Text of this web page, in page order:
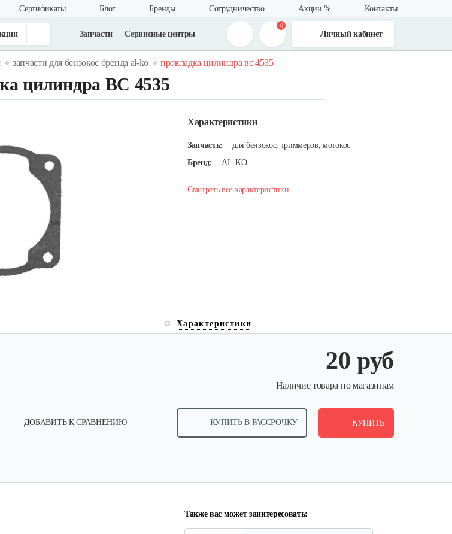
Cертификаты Блог Бренды Сотрудничество Акции % Контакты
Запчасти Сервисные центры
0
Личный кабинет
запчасти для бензокос бренда al-ko прокладка цилиндра вс 4535
цилиндра ВС 4535
Характеристики
Запчасть:
для бензокос, триммеров, мотокос
Бренд:
AL-KO
Смотреть все характеристики
Характеристики
20 руб
Наличие товара по магазинам
ДОБАВИТЬ К СРАВНЕНИЮ КУПИТЬ В РАССРОЧКУ КУПИТЬ
Также вас может заинтересовать:
Фильтр воздушный 130 B, 140
10 руб Смотреть